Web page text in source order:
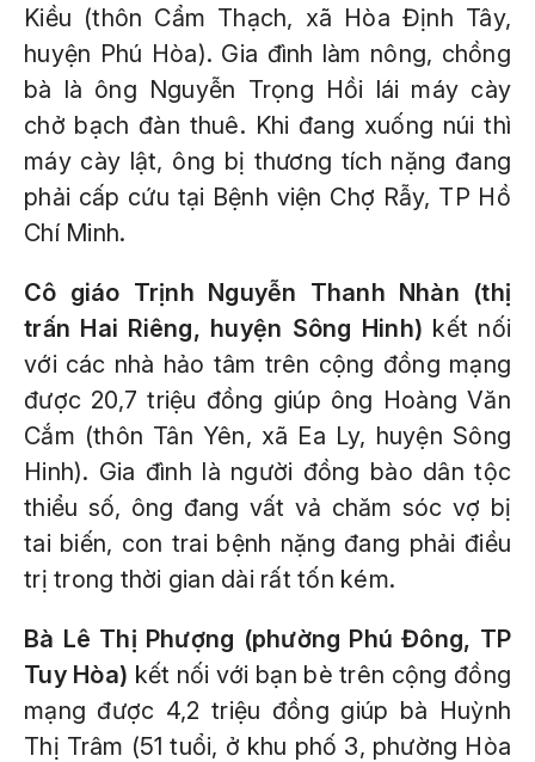
Kiều (thôn Cẩm Thạch, xã Hòa Định Tây,
huyện Phú Hòa). Gia đình làm nông, chồng
bà là ông Nguyễn Trọng Hồi lái máy cày
chở bạch đàn thuê. Khi đang xuống núi thì
máy cày lật, ông bị thương tích nặng đang
phải cấp cứu tại Bệnh viện Chợ Rẫy, TP Hồ
Chí Minh.
Cô giáo Trịnh Nguyễn Thanh Nhàn (thị
trấn Hai Riêng, huyện Sông Hinh) kết nối
với các nhà hảo tâm trên cộng đồng mạng
được 20,7 triệu đồng giúp ông Hoàng Văn
Cắm (thôn Tân Yên, xã Ea Ly, huyện Sông
Hinh). Gia đình là người đồng bào dân tộc
thiểu số, ông đang vất vả chăm sóc vợ bị
tai biến, con trai bệnh nặng đang phải điều
trị trong thời gian dài rất tốn kém.
Bà Lê Thị Phượng (phường Phú Đông, TP
Tuy Hòa) kết nối với bạn bè trên cộng đồng
mạng được 4,2 triệu đồng giúp bà Huỳnh
Thị Trâm (51 tuổi, ở khu phố 3, phường Hòa